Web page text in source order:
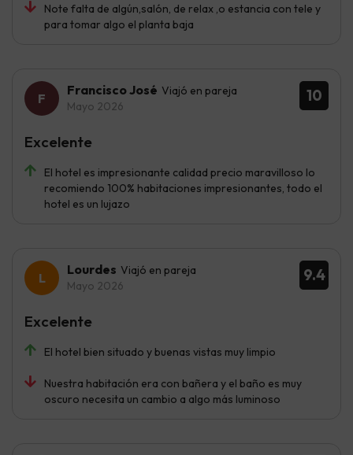
Note falta de algún,salón, de relax ,o estancia con tele y
para tomar algo el planta baja
10
Francisco José Viajó en pareja
Mayo 2026
El hotel es impresionante calidad precio maravilloso lo
recomiendo 100% habitaciones impresionantes, todo el
hotel es un lujazo
Excelente
9.4
Lourdes Viajó en pareja
Mayo 2026
El hotel bien situado y buenas vistas muy limpio
Nuestra habitación era con bañera y el baño es muy
oscuro necesita un cambio a algo más luminoso
Excelente